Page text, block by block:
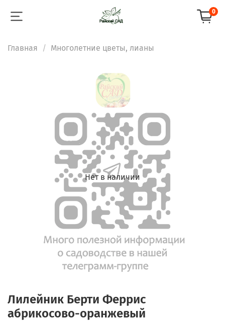
0
Главная Многолетние цветы, лианы
Нет в наличии
Лилейник Берти Феррис
абрикосово-оранжевый